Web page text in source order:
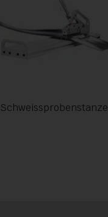
Schweissprobenstanze